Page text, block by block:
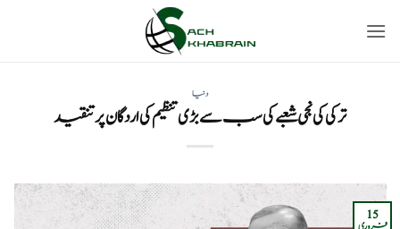
دنیا
ترکی کی نجی شعبے کی سب سے بڑی تنظیم کی اردگان پر تنقید
15